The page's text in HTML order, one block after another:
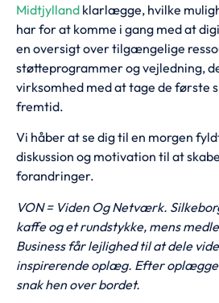
Midtjylland klarlægge, hvilke
har for at komme i gang med at
en oversigt over tilgængelige
støtteprogrammer og vejledning,
virksomhed med at tage de første
fremtid.
Vi håber at se dig til en morgen
diskussion og motivation til at
forandringer.
VON = Viden Og Netværk.
kaffe og et rundstykke, mens
Business får lejlighed til at dele
inspirerende oplæg. Efter
snak hen over bordet.